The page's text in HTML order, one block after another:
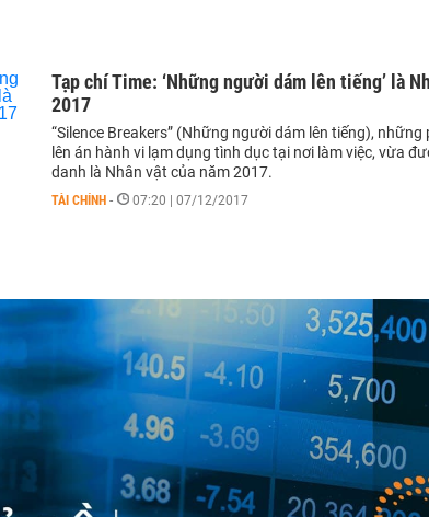
Tạp chí Time: ‘Những người dám lên tiếng’ là
2017
“Silence Breakers” (Những người dám lên tiếng),
lên án hành vi lạm dụng tình dục tại nơi làm việc, vừa
danh là Nhân vật của năm 2017.
TÀI CHÍNH - 07:20 | 07/12/2017